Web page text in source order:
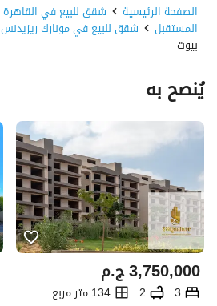
الصفحة الرئيسية شقق للبيع في القاهرة
المستقبل شقق للبيع في مونارك ريزيدنس
بيوت
يُنصح به
ج.م3,750,000
3
2
134 متر مربع